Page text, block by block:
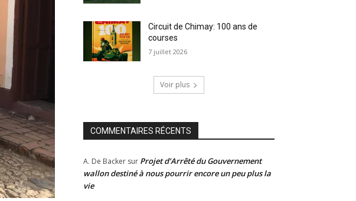
Circuit de Chimay: 100 ans de
courses
7 juillet 2026
Voir plus
COMMENTAIRES RÉCENTS
A. De Backer sur Projet d’Arrêté du Gouvernement
wallon destiné à nous pourrir encore un peu plus la
vie